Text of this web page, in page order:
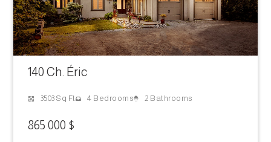
140 Ch. Éric
3503 Sq Ft 4 Bedrooms 2 Bathrooms
865 000 $